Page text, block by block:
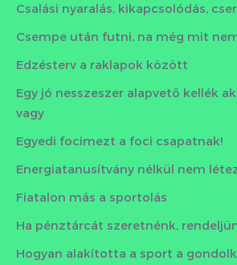
Csalási nyaralás, kikapcsolódás,
Csempe után futni, na még mit
Edzésterv a raklapok között
Egy jó nesszeszer alapvető kellék
vagy
Egyedi focimezt a foci csapatnak!
Energiatanusítvány nélkül nem
Fiatalon más a sportolás
Ha pénztárcát szeretnénk,
Hogyan alakította a sport a